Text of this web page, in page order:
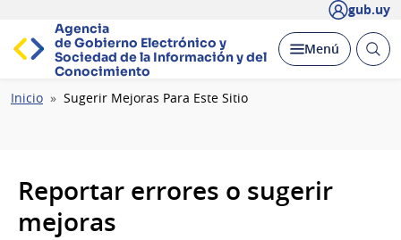
gub.uy
Agencia
de Gobierno Electrónico y
Sociedad de la Información y del
Conocimiento
Desplegar
Menú Abrir
Ruta
Inicio Sugerir Mejoras Para Este Sitio
Reportar errores o sugerir
mejoras